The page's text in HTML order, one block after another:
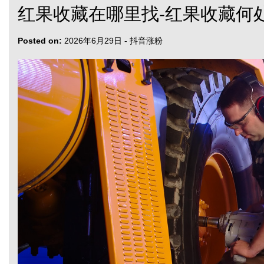
红果收藏在哪里找-红果收藏何
Posted on: 2026年6月29日 - 抖音涨粉